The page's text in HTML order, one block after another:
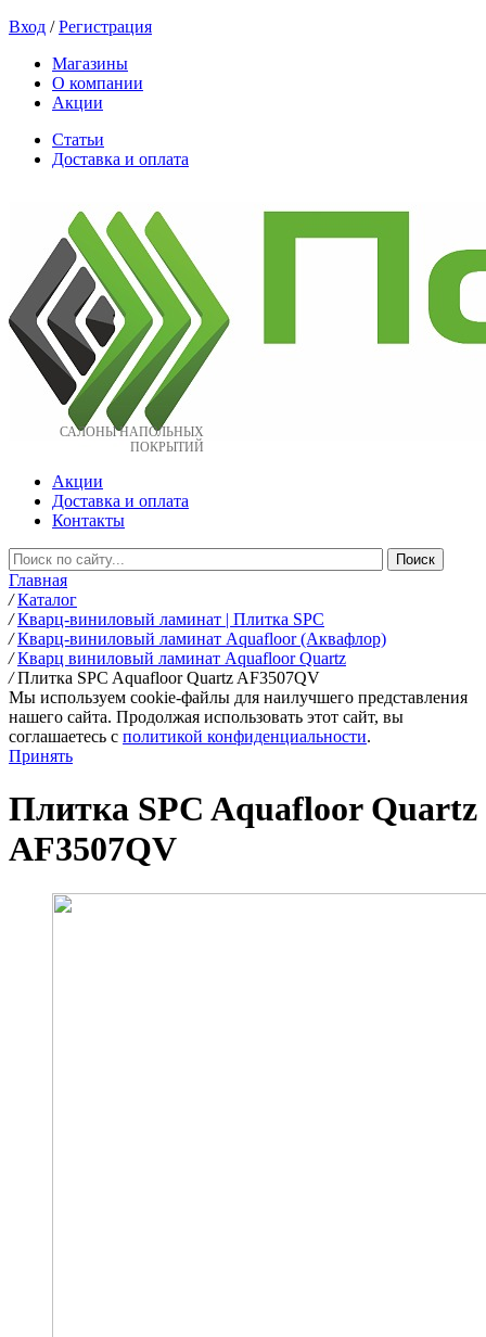
Вход /Регистрация
Магазины
О компании
Акции
Статьи
Доставка и оплата
САЛОНЫ НАПОЛЬНЫХ
ПОКРЫТИЙ
Акции
Доставка и оплата
Контакты
Главная
/ Каталог
/ Кварц-виниловый ламинат | Плитка SPC
/ Кварц-виниловый ламинат Aquafloor (Аквафлор)
/ Кварц виниловый ламинат Aquafloor Quartz
/ Плитка SPC Aquafloor Quartz AF3507QV
Мы используем cookie-файлы для наилучшего представления
нашего сайта. Продолжая использовать этот сайт, вы
соглашаетесь c политикой конфиденциальности.
Принять
Плитка SPC Aquafloor Quartz
AF3507QV